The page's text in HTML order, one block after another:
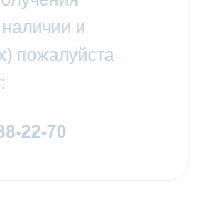
и
пожалуйста
22-70